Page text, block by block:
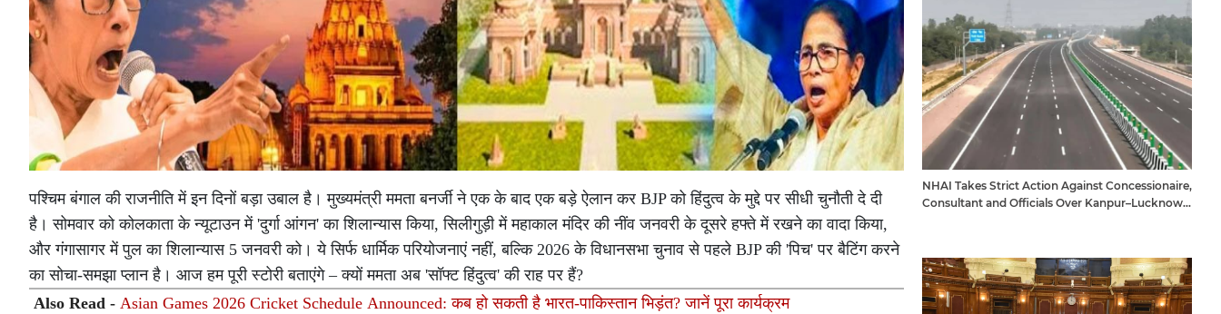
पश्चिम बंगाल की राजनीति में इन दिनों बड़ा उबाल है। मुख्यमंत्री ममता बनर्जी ने एक के बाद एक बड़े ऐलान कर BJP को हिंदुत्व के मुद्दे पर सीधी चुनौती दे दी
है। सोमवार को कोलकाता के न्यूटाउन में 'दुर्गा आंगन' का शिलान्यास किया, सिलीगुड़ी में महाकाल मंदिर की नींव जनवरी के दूसरे हफ्ते में रखने का वादा किया,
और गंगासागर में पुल का शिलान्यास 5 जनवरी को। ये सिर्फ धार्मिक परियोजनाएं नहीं, बल्कि 2026 के विधानसभा चुनाव से पहले BJP की 'पिच' पर बैटिंग करने
का सोचा-समझा प्लान है। आज हम पूरी स्टोरी बताएंगे – क्यों ममता अब 'सॉफ्ट हिंदुत्व' की राह पर हैं?
Also Read - Asian Games 2026 Cricket Schedule Announced: कब हो सकती है भारत-पाकिस्तान भिड़ंत? जानें पूरा कार्यक्रम
NHAI Takes Strict Action Against Concessionaire,
Consultant and Officials Over Kanpur–Lucknow